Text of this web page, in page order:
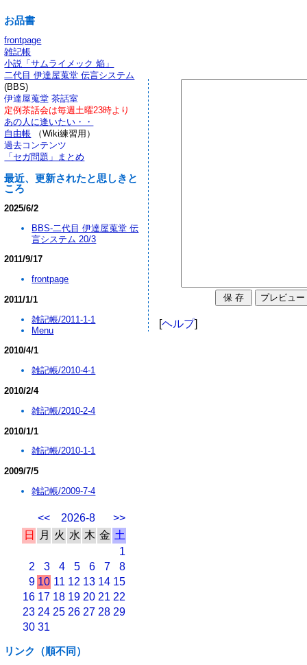
[ヘルプ]
お品書
frontpage
雑記帳
小説「サムライメック 焔」
二代目 伊達屋蒐堂 伝言システム
(BBS)
伊達屋蒐堂 茶話室
定例茶話会は毎週土曜23時より
あの人に逢いたい・・
自由帳 （Wiki練習用）
過去コンテンツ
「セガ問題」まとめ
最近、更新されたと思しきと
ころ
2025/6/2
BBS-二代目 伊達屋蒐堂 伝
言システム 20/3
2011/9/17
frontpage
2011/1/1
雑記帳/2011-1-1
Menu
2010/4/1
雑記帳/2010-4-1
2010/2/4
雑記帳/2010-2-4
2010/1/1
雑記帳/2010-1-1
2009/7/5
雑記帳/2009-7-4
<< 2026-8
>>
日
月 火 水 木 金 土
1
2
3 4 5 6 7
8
9 10 11 12 13 14 15
16 17 18 19 20 21 22
23 24 25 26 27 28 29
30 31
リンク（順不同）